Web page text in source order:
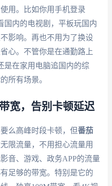
用。比如你用手机登录
国内的电视剧，平板玩国内
影响。再也不用为了换设
心。不管你是在通勤路上
是在家用电脑追国内的综
所有场景。
宽，告别卡顿延迟
么高峰时段卡顿，但番茄
限流量，不用担心流量用
音、游戏、政务APP的流量
足够的带宽。特别是它的